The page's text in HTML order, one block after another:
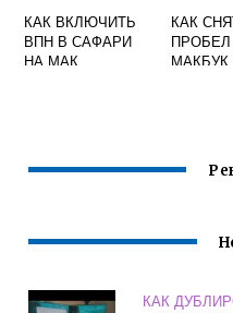
КАК ВКЛЮЧИТЬ
ВПН В САФАРИ
НА МАК
КАК
МАКБУК
КАК